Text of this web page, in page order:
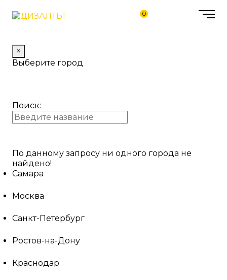
0
×
Выберите город
Поиск:
По данному запросу ни одного города не
найдено!
Самара
Москва
Санкт-Петербург
Ростов-на-Дону
Краснодар